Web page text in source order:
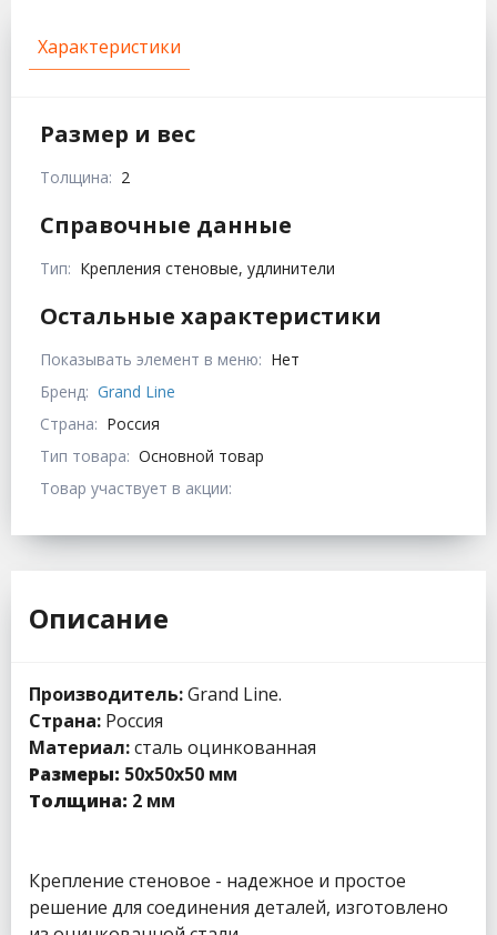
Характеристики
Размер и вес
Толщина: 2
Справочные данные
Тип: Крепления стеновые, удлинители
Остальные характеристики
Показывать элемент в меню: Нет
Бренд: Grand Line
Страна: Россия
Тип товара: Основной товар
Товар участвует в акции:
Описание
Производитель:Grand Line.
Страна: Россия
Материал:сталь оцинкованная
Размеры: 50х50х50 мм
Толщина: 2 мм
Крепление стеновое - надежное и простое
решение для соединения деталей, изготовлено